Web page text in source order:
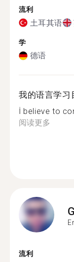
流利
土耳其语
学
德语
我的语言学习
İ believe to
阅读更多
流利